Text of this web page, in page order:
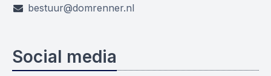
bestuur@domrenner.nl
Social media